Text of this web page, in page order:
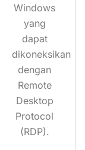
Windows
yang
dapat
dikoneksikan
dengan
Remote
Desktop
Protocol
(RDP).